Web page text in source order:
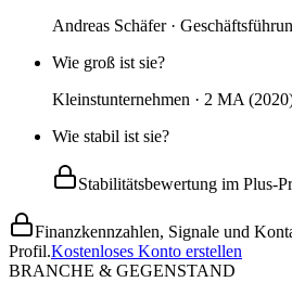
Andreas Schäfer ·
Wie groß ist sie?
Kleinstunternehmen · 2 MA
Wie stabil ist sie?
Stabilitätsbewertung im Plus-
Finanzkennzahlen, Signale und
Profil.Kostenloses Konto erstellen
BRANCHE & GEGENSTAND